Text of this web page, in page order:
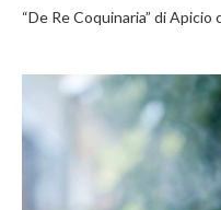
“De Re Coquinaria” di